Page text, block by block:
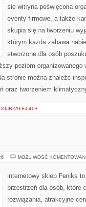
się witryna poświęcona
eventy firmowe, a także
skupia się na tworzeniu
którym każda zabawa
stworzone dla osób
poziom organizowanego
stronie można znaleźć
oraz tworzeniem
40+
MOŻLIWOŚĆ
internetowy sklep Feniks
przestrzeń dla osób, które
rozwiązania, atrakcyjne